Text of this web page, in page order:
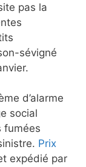
pas la
sévigné
d’alarme
social
fumées
Prix
expédié par